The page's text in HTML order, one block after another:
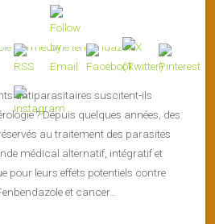
antiparasitaires suscitent-ils
? Depuis quelques années, des
au traitement des parasites
médical alternatif, intégratif et
pour leurs effets potentiels contre
et cancer…